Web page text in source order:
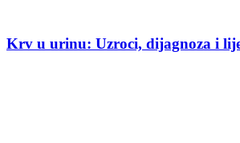
Krv u urinu: Uzroci, dijagnoza i